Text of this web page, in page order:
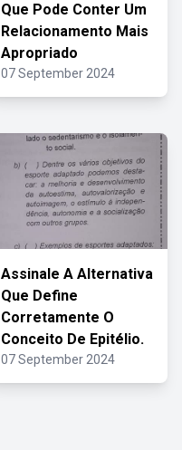
Que Pode Conter Um
Relacionamento Mais
Apropriado
07 September 2024
Assinale A Alternativa
Que Define
Corretamente O
Conceito De Epitélio.
07 September 2024